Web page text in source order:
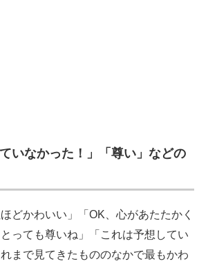
いなかった！」「尊い」などの
どかわいい」「OK、心があたたかく
っても尊いね」「これは予想してい
まで見てきたもののなかで最もかわ